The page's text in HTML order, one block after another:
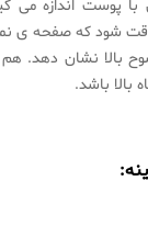
پوست اندازه می
شود که صفحه ی
بالا نشان دهد.
بالا باشد.